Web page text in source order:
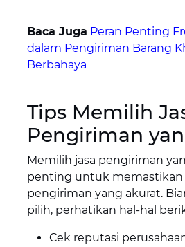
Baca Juga Peran Penting
dalam Pengiriman Barang
Berbahaya
Tips Memilih
Pengiriman
Memilih jasa pengiriman
penting untuk memastikan
pengiriman yang akurat.
pilih, perhatikan hal-hal
Cek reputasi